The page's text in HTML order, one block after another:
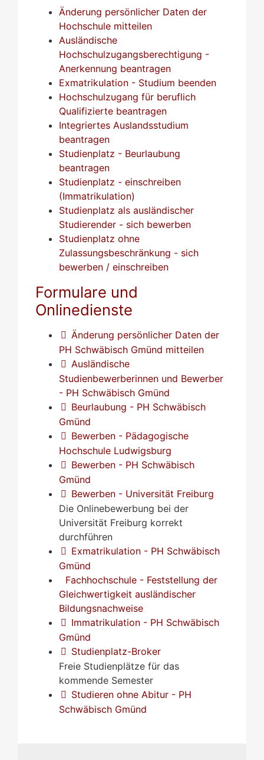
Änderung persönlicher Daten der
Hochschule mitteilen
Ausländische
Hochschulzugangsberechtigung -
Anerkennung beantragen
Exmatrikulation - Studium beenden
Hochschulzugang für beruflich
Qualifizierte beantragen
Integriertes Auslandsstudium
beantragen
Studienplatz - Beurlaubung
beantragen
Studienplatz - einschreiben
(Immatrikulation)
Studienplatz als ausländischer
Studierender - sich bewerben
Studienplatz ohne
Zulassungsbeschränkung - sich
bewerben / einschreiben
Formulare und
Onlinedienste
Änderung persönlicher Daten der
PH Schwäbisch Gmünd mitteilen
Ausländische
Studienbewerberinnen und Bewerber
- PH Schwäbisch Gmünd
Beurlaubung - PH Schwäbisch
Gmünd
Bewerben - Pädagogische
Hochschule Ludwigsburg
Bewerben - PH Schwäbisch
Gmünd
Bewerben - Universität Freiburg
Die Onlinebewerbung bei der
Universität Freiburg korrekt
durchführen
Exmatrikulation - PH Schwäbisch
Gmünd
Fachhochschule - Feststellung der
Gleichwertigkeit ausländischer
Bildungsnachweise
Immatrikulation - PH Schwäbisch
Gmünd
Studienplatz-Broker
Freie Studienplätze für das
kommende Semester
Studieren ohne Abitur - PH
Schwäbisch Gmünd